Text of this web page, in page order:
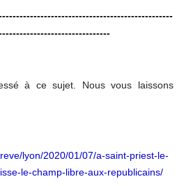
à ce sujet. Nous vous laissons
lyon/2020/01/07/a-saint-priest-le-
le-champ-libre-aux-republicains/